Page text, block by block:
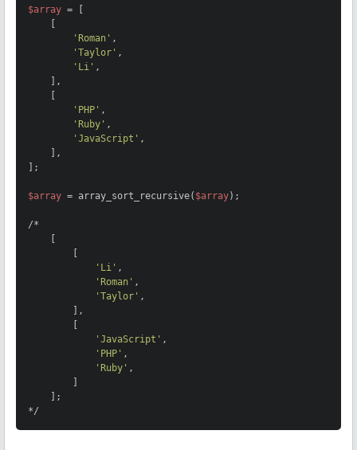
$array = [
    [
'Roman' ,
'Taylor' ,
'Li' ,
    ],
    [
'PHP' ,
'Ruby' ,
'JavaScript' ,
    ],
];
$array = array_sort_recursive( $array);
/*
    [
        [
'Li' ,
'Roman' ,
'Taylor' ,
        ],
        [
'JavaScript' ,
'PHP' ,
'Ruby' ,
        ]
    ];
*/